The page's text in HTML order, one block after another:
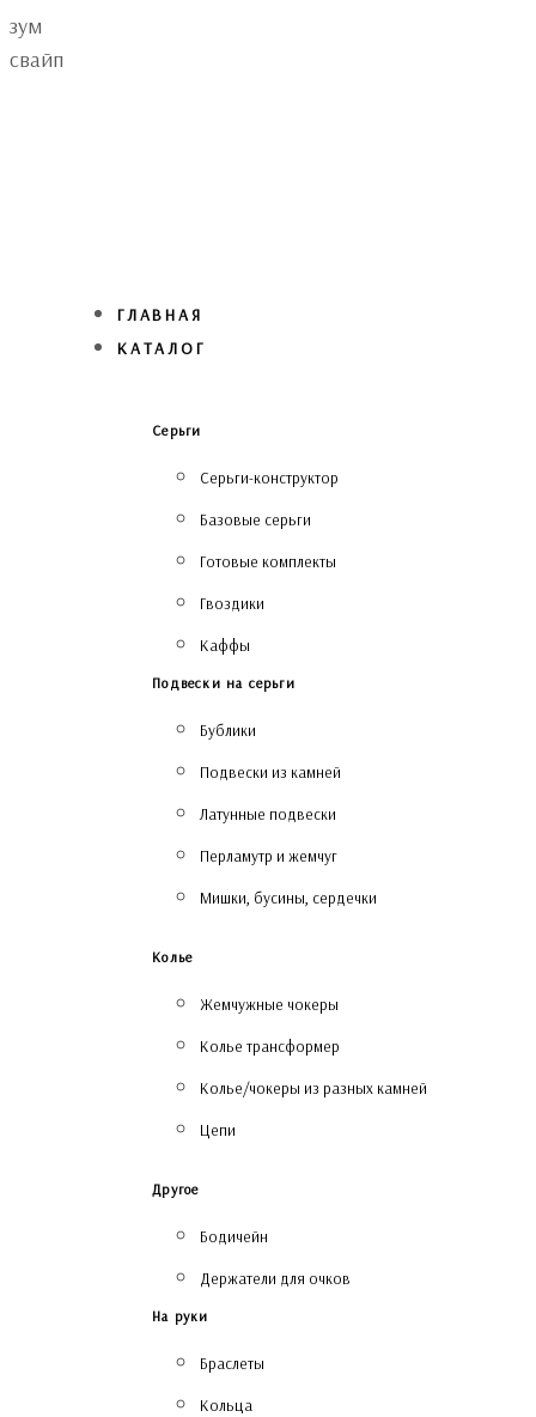
Skip
links
Skip
to
зум
свайп
ГЛАВНАЯ
КАТАЛОГ
Серьги
Серьги-конструктор
Базовые серьги
Готовые комплекты
Гвоздики
Каффы
Подвески на серьги
Бублики
Подвески из камней
Латунные подвески
Перламутр и жемчуг
Мишки, бусины, сердечки
Колье
Жемчужные чокеры
Колье трансформер
Колье/чокеры из разных камней
Цепи
Другое
Бодичейн
Держатели для очков
На руки
Браслеты
Кольца